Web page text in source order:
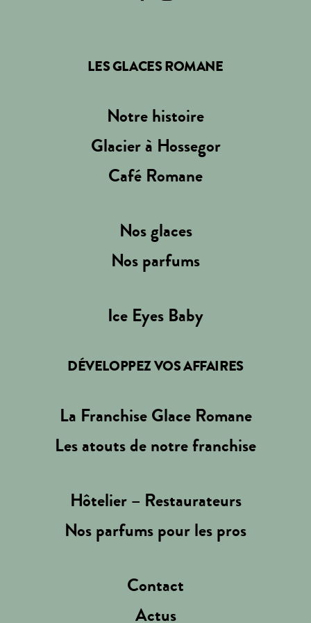
LES GLACES ROMANE
Notre histoire
Glacier à Hossegor
Café Romane
Nos glaces
Nos parfums
Ice Eyes Baby
DÉVELOPPEZ VOS AFFAIRES
La Franchise Glace Romane
Les atouts de notre franchise
Hôtelier – Restaurateurs
Nos parfums pour les pros
Contact
Actus